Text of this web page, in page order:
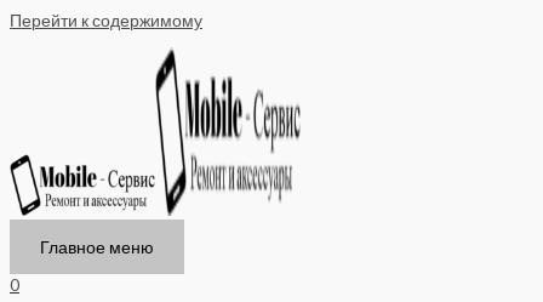
Перейти к содержимому
Главное меню
0